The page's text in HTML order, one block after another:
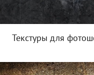
Текстуры для